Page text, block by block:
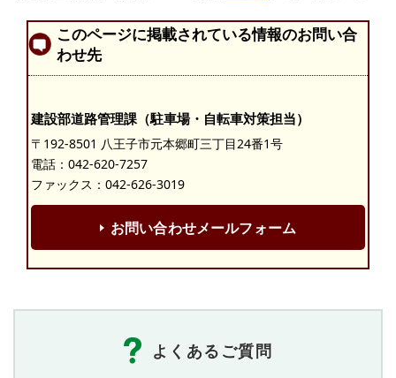
このページに掲載されている情報のお問い合
わせ先
建設部道路管理課（駐車場・自転車対策担当）
〒192-8501 八王子市元本郷町三丁目24番1号
電話： 042-620-7257
ファックス：042-626-3019
お問い合わせメールフォーム
よくあるご質問